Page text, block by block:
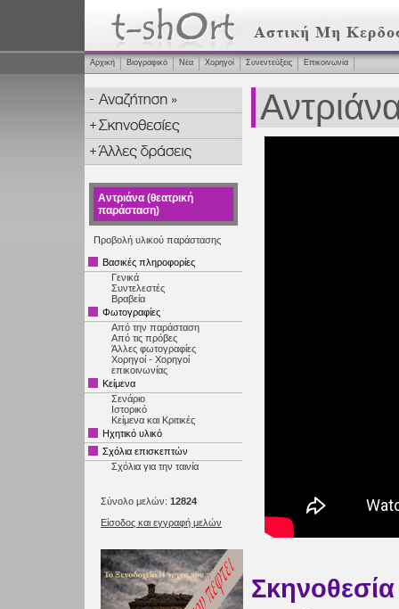
Αρχική Βιογραφικό Νέα Χορηγοί Συνεντεύξεις Επικοινωνία
Αντριάνα (θεατρική
παράσταση)
Προβολή υλικού παράστασης
Βασικές πληροφορίες
Γενικά
Συντελεστές
Βραβεία
Φωτογραφίες
Από την παράσταση
Από τις πρόβες
Άλλες φωτογραφίες
Χορηγοί - Χορηγοί
επικοινωνίας
Κείμενα
Σενάριο
Ιστορικό
Κείμενα και Κριτικές
Ηχητικό υλικό
Σχόλια επισκεπτών
Σχόλια για την ταινία
Σύνολο μελών: 12824
Είσοδος και εγγραφή μελών
Σκηνοθεσία